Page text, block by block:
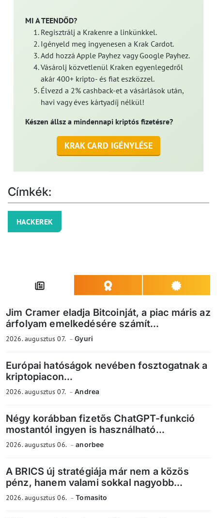
MI A TEENDŐD?
Regisztrálj a Krakenre a linkünkkel.
Igényeld meg ingyenesen a Krak Cardot.
Add hozzá Apple Payhez vagy Google Payhez.
Vásárolj közvetlenül Kraken egyenlegedről
akár 400+ kripto- és fiat eszközzel.
Élvezd a 2% cashback-et a vásárlások után,
havi vagy éves kártyadíj nélkül!
Készen állsz a mindennapi kriptós fizetésre?
KRAK CARD IGÉNYLÉSE
Címkék:
HACKEREK
Jim Cramer eladja Bitcoinját, a piac máris az
árfolyam emelkedésére számít...
2026. augusztus 07. Gyuri
Európai hatóságok nevében fosztogatnak a
kriptopiacon...
2026. augusztus 07. Andrea
Négy korábban fizetős ChatGPT-funkció
mostantól ingyen is használható...
2026. augusztus 06. anorbee
A BRICS új stratégiája már nem a közös
pénz, hanem valami sokkal nagyobb...
2026. augusztus 06. Tomasito